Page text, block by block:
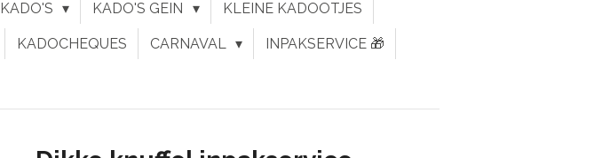
KADO'S KADO'S GEIN KLEINE KADOOTJES
KADOCHEQUES CARNAVAL INPAKSERVICE 🎁